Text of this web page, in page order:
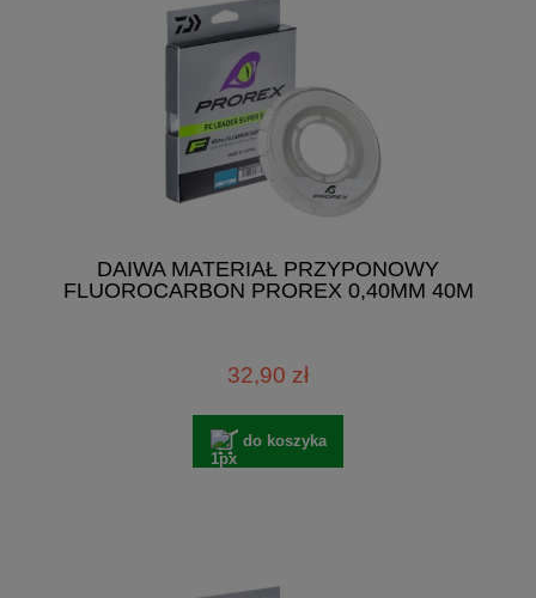
DAIWA MATERIAŁ PRZYPONOWY
FLUOROCARBON PROREX 0,40MM 40M
32,90 zł
do koszyka